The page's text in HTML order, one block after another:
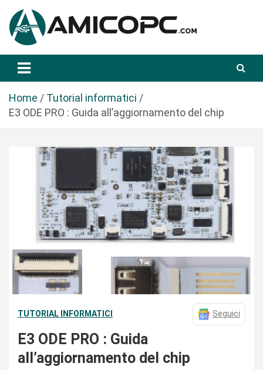
a
Amicopc.com
Home
Tutorial informatici
E3 ODE PRO : Guida all’aggiornamento del chip
TUTORIAL INFORMATICI Seguici
E3 ODE PRO : Guida
all’aggiornamento del chip